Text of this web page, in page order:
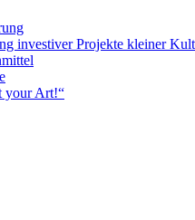
investiver Projekte kleiner
your Art!“